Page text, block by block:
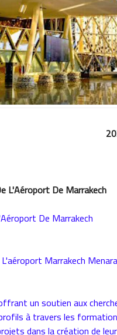
L'Aéroport De Marrakech
De Marrakech
Marrakech
un soutien aux
à travers les
dans la création de